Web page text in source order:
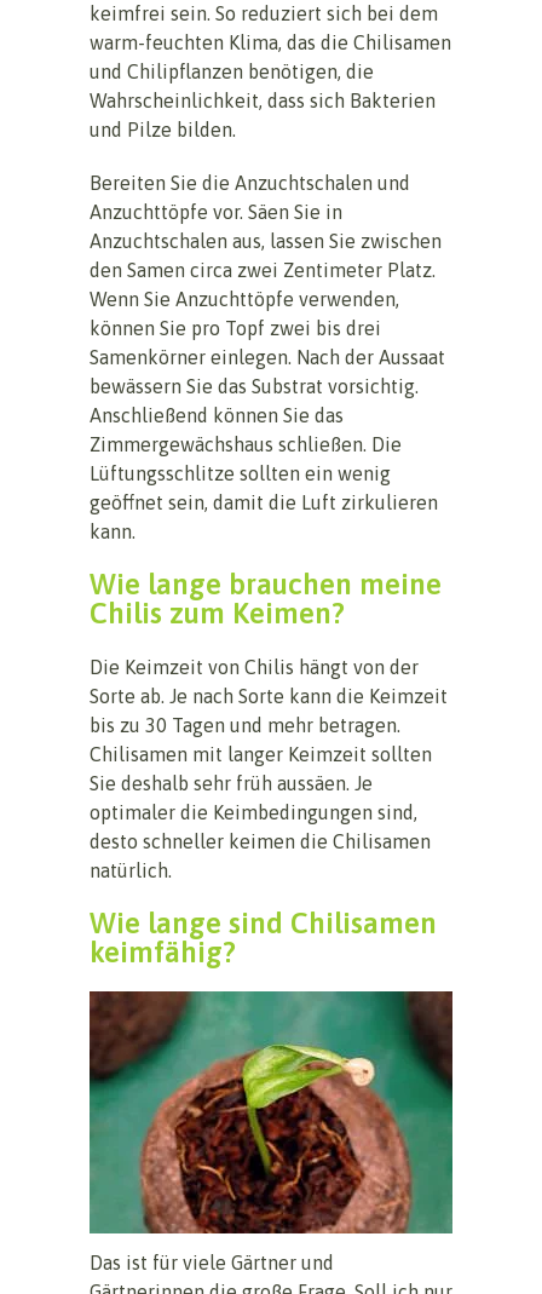
keimfrei sein. So reduziert sich bei dem
warm-feuchten Klima, das die Chilisamen
und Chilipflanzen benötigen, die
Wahrscheinlichkeit, dass sich Bakterien
und Pilze bilden.
Bereiten Sie die Anzuchtschalen und
Anzuchttöpfe vor. Säen Sie in
Anzuchtschalen aus, lassen Sie zwischen
den Samen circa zwei Zentimeter Platz.
Wenn Sie Anzuchttöpfe verwenden,
können Sie pro Topf zwei bis drei
Samenkörner einlegen. Nach der Aussaat
bewässern Sie das Substrat vorsichtig.
Anschließend können Sie das
Zimmergewächshaus schließen. Die
Lüftungsschlitze sollten ein wenig
geöffnet sein, damit die Luft zirkulieren
kann.
Wie lange brauchen meine
Chilis zum Keimen?
Die Keimzeit von Chilis hängt von der
Sorte ab. Je nach Sorte kann die Keimzeit
bis zu 30 Tagen und mehr betragen.
Chilisamen mit langer Keimzeit sollten
Sie deshalb sehr früh aussäen. Je
optimaler die Keimbedingungen sind,
desto schneller keimen die Chilisamen
natürlich.
Wie lange sind Chilisamen
keimfähig?
Das ist für viele Gärtner und